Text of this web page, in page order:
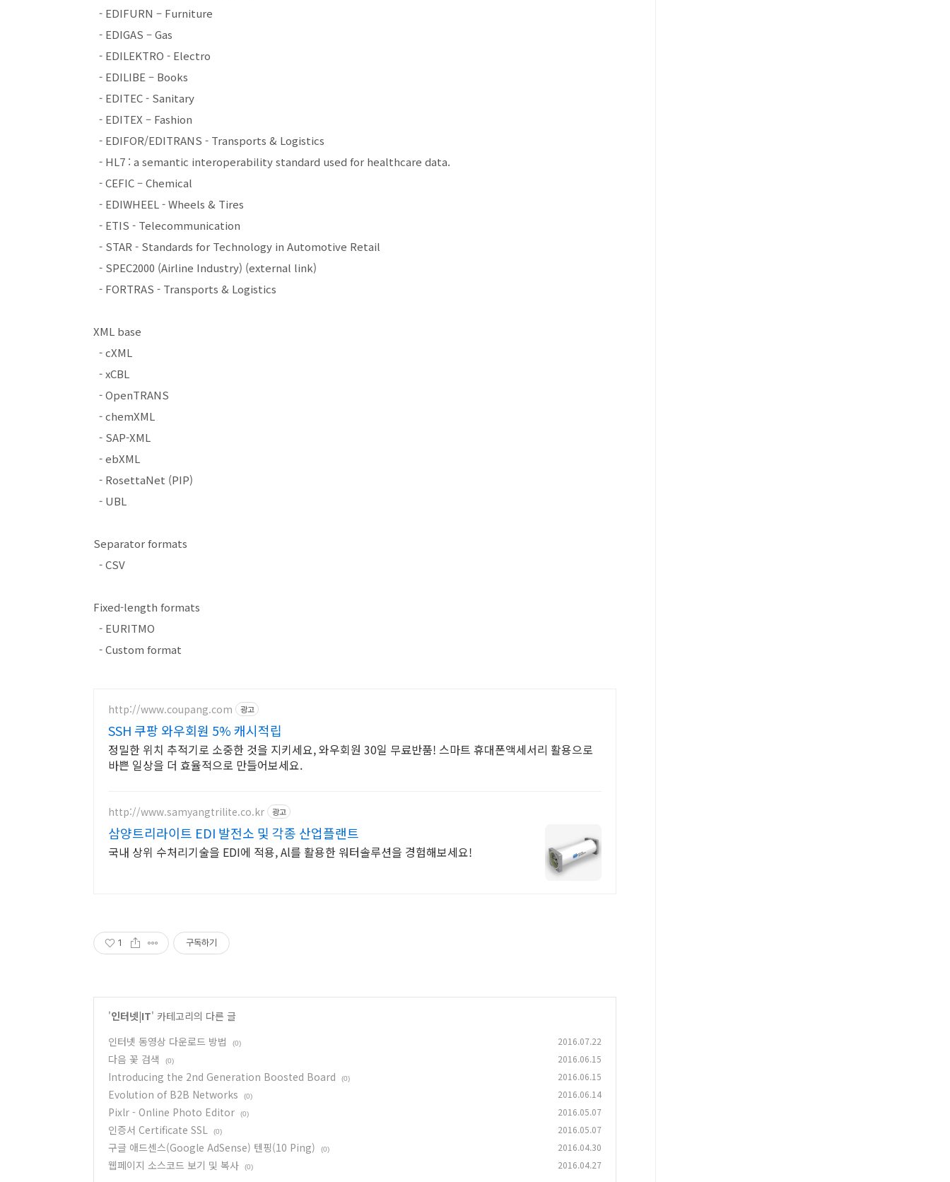
- EDIFURN – Furniture
- EDIGAS – Gas
- EDILEKTRO - Electro
- EDILIBE – Books
- EDITEC - Sanitary
- EDITEX – Fashion
- EDIFOR/EDITRANS - Transports & Logistics
- HL7 : a semantic interoperability standard used for healthcare data.
- CEFIC – Chemical
- EDIWHEEL - Wheels & Tires
- ETIS - Telecommunication
- STAR - Standards for Technology in Automotive Retail
- SPEC2000 (Airline Industry) (external link)
- FORTRAS - Transports & Logistics
XML base
- cXML
- xCBL
- OpenTRANS
- chemXML
- SAP-XML
- ebXML
- RosettaNet (PIP)
- UBL
Separator formats
- CSV
Fixed-length formats
- EURITMO
- Custom format
http://www.coupang.com 광고
SSH 쿠팡 와우회원 5% 캐시적립
정밀한 위치 추적기로 소중한 것을 지키세요, 와우회원 30일 무료반품! 스마트 휴대폰액세서리 활용으로
바쁜 일상을 더 효율적으로 만들어보세요.
http://www.samyangtrilite.co.kr 광고
삼양트리라이트 EDI 발전소 및 각종 산업플랜트
국내 상위 수처리기술을 EDI에 적용, Al를 활용한 워터솔루션을 경험해보세요!
1 구독하기
'인터넷|IT' 카테고리의 다른 글
인터넷 동영상 다운로드 방법
(0) 2016.07.22
다음 꽃 검색 (0) 2016.06.15
Introducing the 2nd Generation Boosted Board (0) 2016.06.15
Evolution of B2B Networks (0) 2016.06.14
Pixlr - Online Photo Editor (0) 2016.05.07
인증서 Certificate SSL (0) 2016.05.07
구글 애드센스(Google AdSense) 텐핑(10 Ping) (0) 2016.04.30
웹페이지 소스코드 보기 및 복사 (0) 2016.04.27